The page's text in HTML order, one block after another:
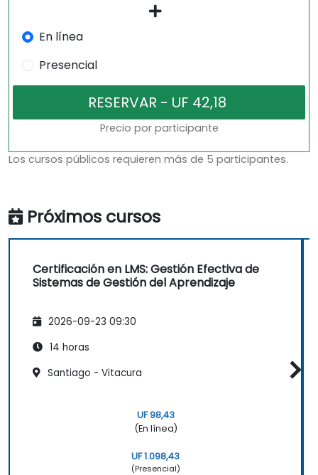
En línea
Presencial
Precio por participante
Los cursos públicos requieren más de 5 participantes.
Próximos cursos
Certificación en LMS: Gestión Efectiva de
Sistemas de Gestión del Aprendizaje
2026-09-23 09:30
14 horas
Santiago - Vitacura
UF 98,43
(En línea)
UF 1.098,43
(Presencial)